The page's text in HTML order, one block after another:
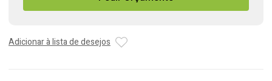
Aço
DIN
Adicionar à lista de desejos